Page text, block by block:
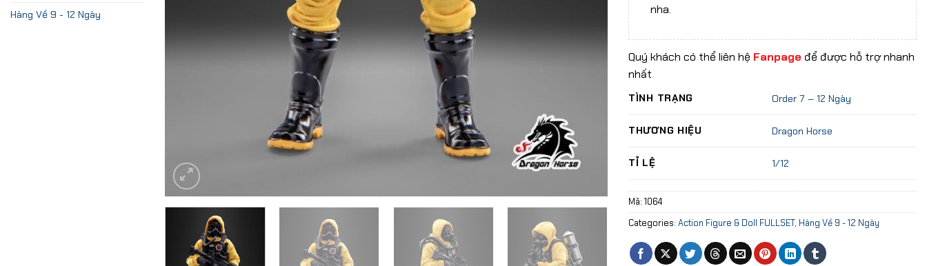
Hàng Về 9 - 12 Ngày
nha.
Quý khách có thể liên hệ Fanpage để được hỗ trợ nhanh
nhất
TÌNH TRẠNG Order 7 – 12 Ngày
THƯƠNG HIỆU Dragon Horse
TỈ LỆ 1/12
Mã: 1064
Categories: Action Figure & Doll FULLSET, Hàng Về 9 - 12 Ngày